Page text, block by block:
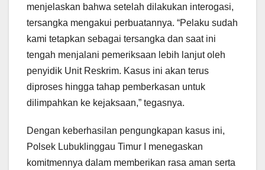
menjelaskan bahwa setelah dilakukan interogasi,
tersangka mengakui perbuatannya. “Pelaku sudah
kami tetapkan sebagai tersangka dan saat ini
tengah menjalani pemeriksaan lebih lanjut oleh
penyidik Unit Reskrim. Kasus ini akan terus
diproses hingga tahap pemberkasan untuk
dilimpahkan ke kejaksaan,” tegasnya.
Dengan keberhasilan pengungkapan kasus ini,
Polsek Lubuklinggau Timur I menegaskan
komitmennya dalam memberikan rasa aman serta